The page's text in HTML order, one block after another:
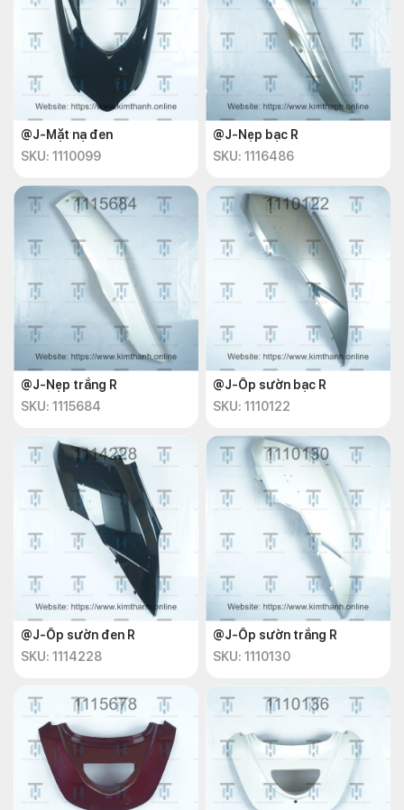
@J-Mặt nạ đen
SKU: 1110099
@J-Nẹp bạc R
SKU: 1116486
@J-Nẹp trắng R
SKU: 1115684
@J-Ốp sườn bạc R
SKU: 1110122
@J-Ốp sườn đen R
SKU: 1114228
@J-Ốp sườn trắng R
SKU: 1110130